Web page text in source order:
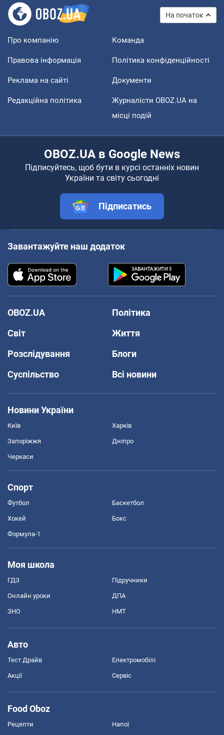
На початок
Про компанію Команда
Правова інформація Політика конфіденційності
Реклама на сайті Документи
Редакційна політика
Журналісти OBOZ.UA на
місці подій
OBOZ.UA в Google News
Підписуйтесь, щоб бути в курсі останніх новин
України та світу сьогодні
Підписатись
Завантажуйте наш додаток
OBOZ.UA
Політика
Світ
Життя
Розслідування
Блоги
Суспільство
Всі новини
Новини України
Київ Харків
Запоріжжя Дніпро
Черкаси
Спорт
Футбол Баскетбол
Хокей Бокс
Формула-1
Моя школа
ГДЗ Підручники
Онлайн уроки ДПА
ЗНО НМТ
Авто
Тест Драйв Електромобілі
Акції Сервіс
Food Oboz
Рецепти Напої